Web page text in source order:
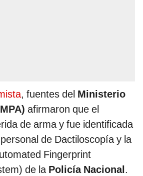
, fuentes del Ministerio
afirmaron que el
de arma y fue identificada
de Dactiloscopía y la
Fingerprint
de laPolicía Nacional.